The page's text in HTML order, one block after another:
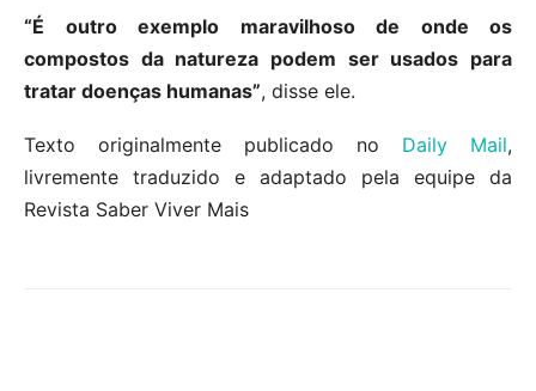
“É outro exemplo maravilhoso de onde os
compostos da natureza podem ser usados ​​para
tratar doenças humanas”, disse ele.
Texto originalmente publicado no Daily Mail,
livremente traduzido e adaptado pela equipe da
Revista Saber Viver Mais